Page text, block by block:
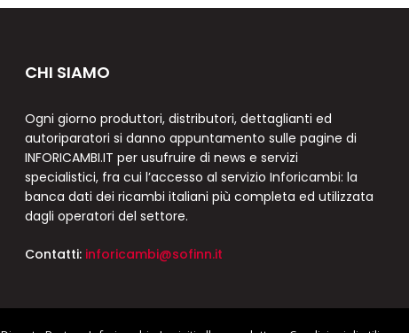
CHI SIAMO
Ogni giorno produttori, distributori, dettaglianti ed
autoriparatori si danno appuntamento sulle pagine di
INFORICAMBI.IT per usufruire di news e servizi
specialistici, fra cui l’accesso al servizio Inforicambi: la
banca dati dei ricambi italiani più completa ed utilizzata
dagli operatori del settore.
Contatti: inforicambi@sofinn.it